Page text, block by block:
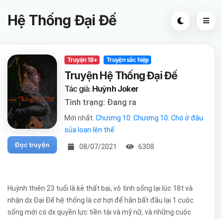
Hệ Thống Đại Đế
Đọc truyện
Truyện 18+ Truyện sắc hiệp
Truyện Hệ Thống Đại Đế
Tác giả: Huỳnh Joker
Tình trạng: Đang ra
Mới nhất: Chương 10: Chương 10: Chó ở đâu
sủa loạn lên thế
08/07/2021 6308
Huỳnh thiên 23 tuổi là kẻ thất bại, vô tình sống lại lúc 18t và
nhận dx Đại Đế hệ thống là cơ hợi để hắn bất đầu lại 1 cuộc
sống mới có dx quyền lực tiền tài và mỹ nữ, và những cuộc